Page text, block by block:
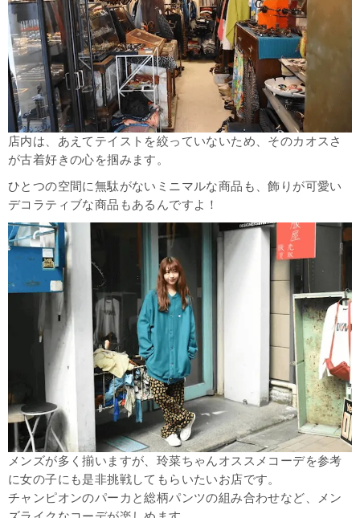
店内は、あえてテイストを絞っていないため、そのカオスさ
が古着好きの心を掴みます。
ひとつの空間に無駄がないミニマルな商品も、飾りが可愛い
デコラティブな商品もあるんですよ！
メンズが多く揃いますが、玲菜ちゃんオススメコーデを参考
に女の子にも是非挑戦してもらいたいお店です。
チャンピオンのパーカと総柄パンツの組み合わせなど、メン